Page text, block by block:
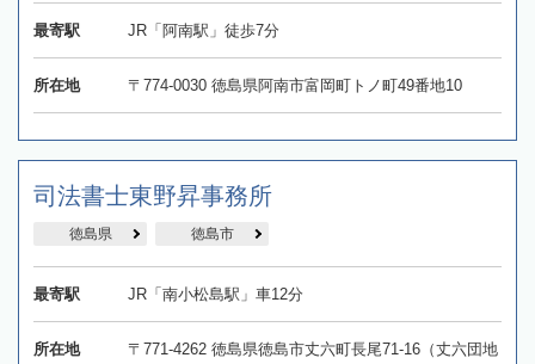
最寄駅 JR「阿南駅」徒歩7分
所在地 〒774-0030 徳島県阿南市富岡町トノ町49番地10
司法書士東野昇事務所
徳島県 徳島市
最寄駅 JR「南小松島駅」車12分
所在地
〒771-4262 徳島県徳島市丈六町長尾71-16（丈六団地